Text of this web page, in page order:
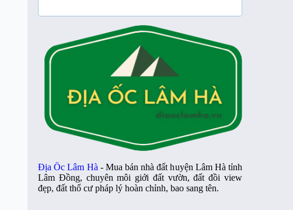
Địa Ốc Lâm Hà - Mua bán nhà đất huyện Lâm Hà tỉnh
Lâm Đồng, chuyên môi giới đất vườn, đất đồi view
đẹp, đất thổ cư pháp lý hoàn chỉnh, bao sang tên.